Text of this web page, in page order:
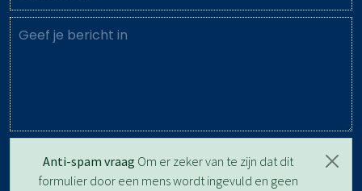
Anti-spam vraag Om er zeker van te zijn dat dit
formulier door een mens wordt ingevuld en geen